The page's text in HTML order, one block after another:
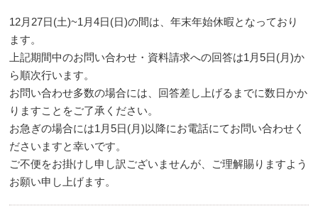
12月27日(土)~1月4日(日)の間は、年末年始休暇となっており
ます。
上記期間中のお問い合わせ・資料請求への回答は1月5日(月)か
ら順次行います。
お問い合わせ多数の場合には、回答差し上げるまでに数日かか
りますことをご了承ください。
お急ぎの場合には1月5日(月)以降にお電話にてお問い合わせく
ださいますと幸いです。
ご不便をお掛けし申し訳ございませんが、ご理解賜りますよう
お願い申し上げます。